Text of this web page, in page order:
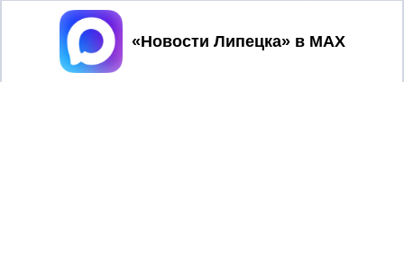
Принять